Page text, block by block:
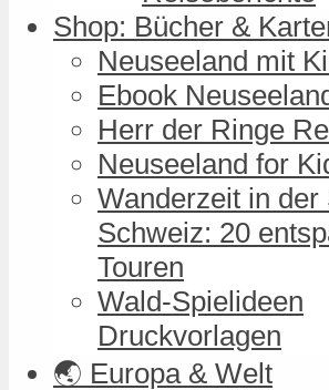
Shop: Bücher &
Neuseeland mit
Ebook
Herr der Ringe
Neuseeland for
Wanderzeit in der
Schweiz: 20
Touren
Wald-Spielideen
Druckvorlagen
🌏 Europa & Welt